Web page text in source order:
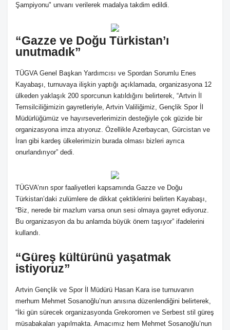
Şampiyonu" unvanı verilerek madalya takdim edildi.
“Gazze ve Doğu Türkistan’ı
unutmadık”
TÜGVA Genel Başkan Yardımcısı ve Spordan Sorumlu Enes
Kayabaşı, turnuvaya ilişkin yaptığı açıklamada, organizasyona 12
ülkeden yaklaşık 200 sporcunun katıldığını belirterek, “Artvin İl
Temsilciliğimizin gayretleriyle, Artvin Valiliğimiz, Gençlik Spor İl
Müdürlüğümüz ve hayırseverlerimizin desteğiyle çok güzide bir
organizasyona imza atıyoruz. Özellikle Azerbaycan, Gürcistan ve
İran gibi kardeş ülkelerimizin burada olması bizleri ayrıca
onurlandırıyor” dedi.
TÜGVA’nın spor faaliyetleri kapsamında Gazze ve Doğu
Türkistan’daki zulümlere de dikkat çektiklerini belirten Kayabaşı,
“Biz, nerede bir mazlum varsa onun sesi olmaya gayret ediyoruz.
Bu organizasyon da bu anlamda büyük önem taşıyor” ifadelerini
kullandı.
“Güreş kültürünü yaşatmak
istiyoruz”
Artvin Gençlik ve Spor İl Müdürü Hasan Kara ise turnuvanın
merhum Mehmet Sosanoğlu’nun anısına düzenlendiğini belirterek,
“İki gün sürecek organizasyonda Grekoromen ve Serbest stil güreş
müsabakaları yapılmakta. Amacımız hem Mehmet Sosanoğlu’nun